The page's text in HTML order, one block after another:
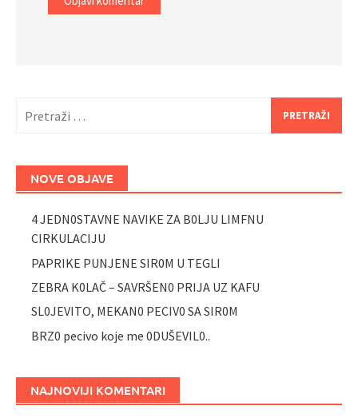
NOVE OBJAVE
4 JEDN0STAVNE NAVIKE ZA B0LJU LIMFNU
CIRKULACIJU
PAPRIKE PUNJENE SIR0M U TEGLI
ZEBRA K0LAČ – SAVRŠEN0 PRIJA UZ KAFU
SL0JEVITO, MEKAN0 PECIV0 SA SIR0M
BRZ0 pecivo koje me 0DUŠEVIL0..
NAJNOVIJI KOMENTARI